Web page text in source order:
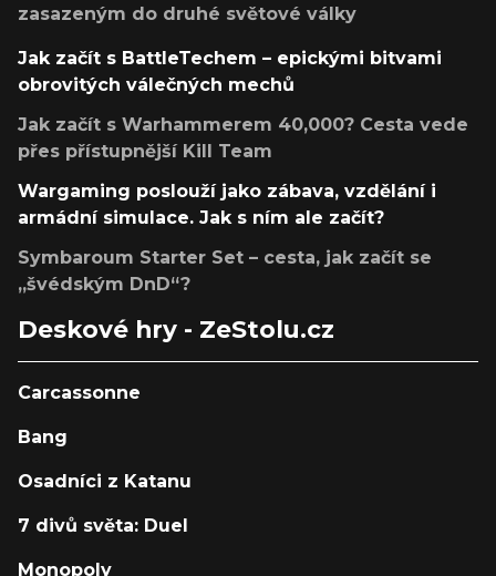
zasazeným do druhé světové války
Jak začít s BattleTechem – epickými bitvami
obrovitých válečných mechů
Jak začít s Warhammerem 40,000? Cesta vede
přes přístupnější Kill Team
Wargaming poslouží jako zábava, vzdělání i
armádní simulace. Jak s ním ale začít?
Symbaroum Starter Set – cesta, jak začít se
„švédským DnD“?
Deskové hry - ZeStolu.cz
Carcassonne
Bang
Osadníci z Katanu
7 divů světa: Duel
Monopoly